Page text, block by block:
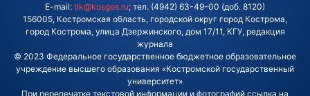
E-mail: tik@kosgos.ru; тел. (4942) 63-49-00 (доб. 8120)
156005, Костромская область, городской округ город Кострома,
город Кострома, улица Дзержинского, дом 17/11, КГУ, редакция
журнала
© 2023 Федеральное государственное бюджетное образовательное
учреждение высшего образования «Костромской государственный
университет»
При перепечатке текстовой информации и фотографий ссылка на